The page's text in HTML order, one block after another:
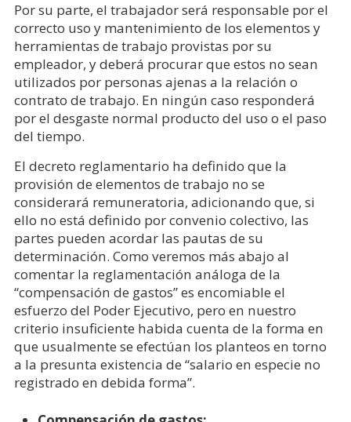
Por su parte, el trabajador será responsable por el
correcto uso y mantenimiento de los elementos y
herramientas de trabajo provistas por su
empleador, y deberá procurar que estos no sean
utilizados por personas ajenas a la relación o
contrato de trabajo. En ningún caso responderá
por el desgaste normal producto del uso o el paso
del tiempo.
El decreto reglamentario ha definido que la
provisión de elementos de trabajo no se
considerará remuneratoria, adicionando que, si
ello no está definido por convenio colectivo, las
partes pueden acordar las pautas de su
determinación. Como veremos más abajo al
comentar la reglamentación análoga de la
“compensación de gastos” es encomiable el
esfuerzo del Poder Ejecutivo, pero en nuestro
criterio insuficiente habida cuenta de la forma en
que usualmente se efectúan los planteos en torno
a la presunta existencia de “salario en especie no
registrado en debida forma”.